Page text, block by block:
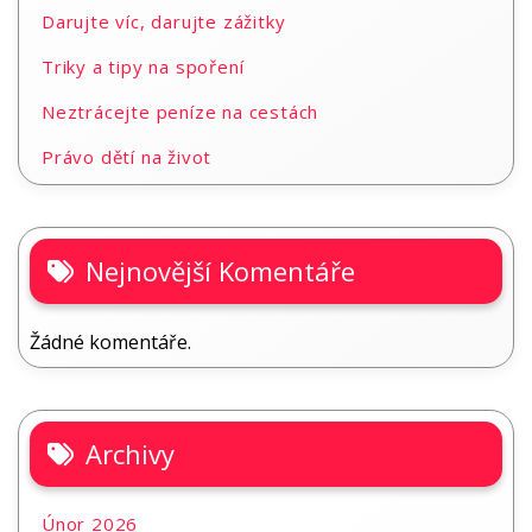
Darujte víc, darujte zážitky
Triky a tipy na spoření
Neztrácejte peníze na cestách
Právo dětí na život
Nejnovější Komentáře
Žádné komentáře.
Archivy
Únor 2026